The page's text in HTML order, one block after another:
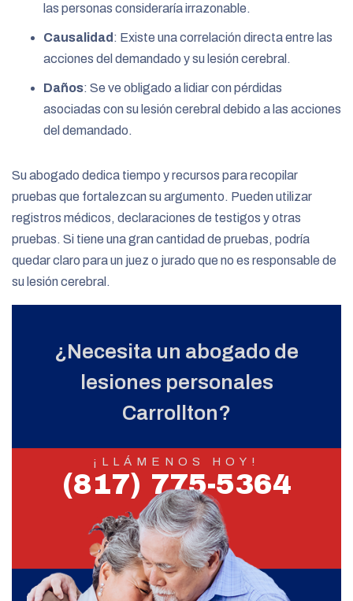
las personas consideraría irrazonable.
Causalidad : Existe una correlación directa entre las
acciones del demandado y su lesión cerebral.
Daños: Se ve obligado a lidiar con pérdidas
asociadas con su lesión cerebral debido a las acciones
del demandado.
Su abogado dedica tiempo y recursos para recopilar
pruebas que fortalezcan su argumento. Pueden utilizar
registros médicos, declaraciones de testigos y otras
pruebas. Si tiene una gran cantidad de pruebas, podría
quedar claro para un juez o jurado que no es responsable de
su lesión cerebral.
¿Necesita un abogado de
lesiones personales
Carrollton?
¡LLÁMENOS HOY!
(817) 775-5364